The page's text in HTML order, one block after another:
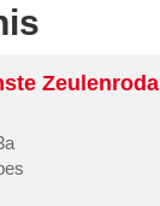
Zeulenroda